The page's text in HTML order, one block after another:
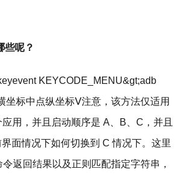
些呢？
KEYCODE_MENU&gt;adb
坐标中点纵坐标Ⅴ注意，该方法仅适用
用，并且启动顺序是 A、B、C，并且
面情况下如何切换到 C 情况下。这里
返回结果以及正则匹配指定字符串，